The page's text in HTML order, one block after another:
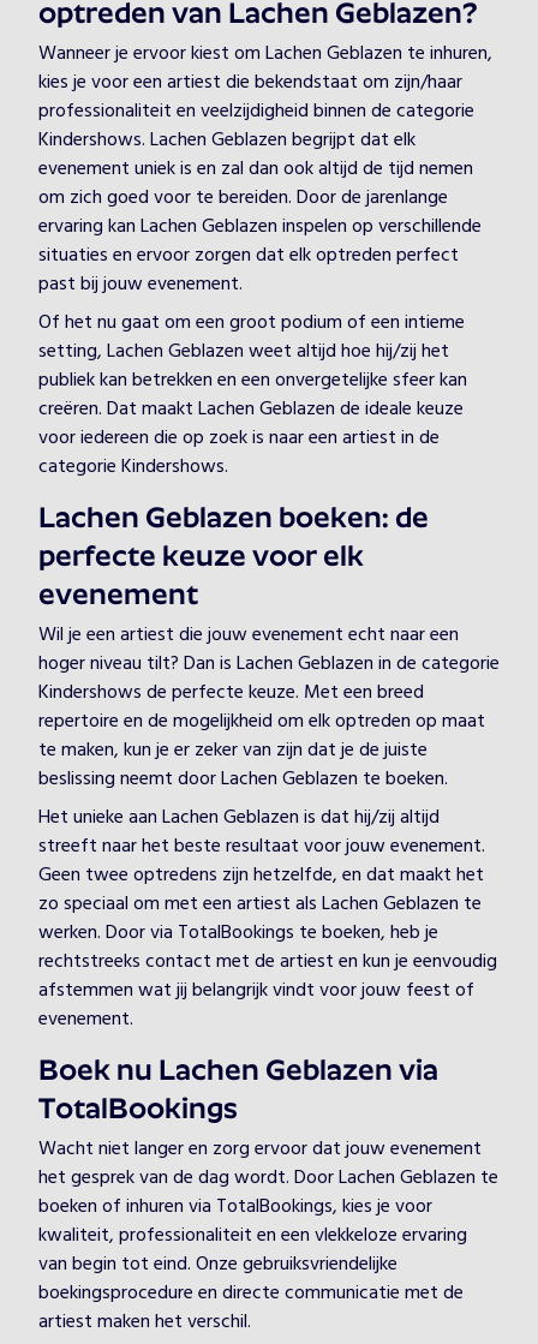
optreden van Lachen Geblazen?
Wanneer je ervoor kiest om Lachen Geblazen te inhuren,
kies je voor een artiest die bekendstaat om zijn/haar
professionaliteit en veelzijdigheid binnen de categorie
Kindershows. Lachen Geblazen begrijpt dat elk
evenement uniek is en zal dan ook altijd de tijd nemen
om zich goed voor te bereiden. Door de jarenlange
ervaring kan Lachen Geblazen inspelen op verschillende
situaties en ervoor zorgen dat elk optreden perfect
past bij jouw evenement.
Of het nu gaat om een groot podium of een intieme
setting, Lachen Geblazen weet altijd hoe hij/zij het
publiek kan betrekken en een onvergetelijke sfeer kan
creëren. Dat maakt Lachen Geblazen de ideale keuze
voor iedereen die op zoek is naar een artiest in de
categorie Kindershows.
Lachen Geblazen boeken: de
perfecte keuze voor elk
evenement
Wil je een artiest die jouw evenement echt naar een
hoger niveau tilt? Dan is Lachen Geblazen in de categorie
Kindershows de perfecte keuze. Met een breed
repertoire en de mogelijkheid om elk optreden op maat
te maken, kun je er zeker van zijn dat je de juiste
beslissing neemt door Lachen Geblazen te boeken.
Het unieke aan Lachen Geblazen is dat hij/zij altijd
streeft naar het beste resultaat voor jouw evenement.
Geen twee optredens zijn hetzelfde, en dat maakt het
zo speciaal om met een artiest als Lachen Geblazen te
werken. Door via TotalBookings te boeken, heb je
rechtstreeks contact met de artiest en kun je eenvoudig
afstemmen wat jij belangrijk vindt voor jouw feest of
evenement.
Boek nu Lachen Geblazen via
TotalBookings
Wacht niet langer en zorg ervoor dat jouw evenement
het gesprek van de dag wordt. Door Lachen Geblazen te
boeken of inhuren via TotalBookings, kies je voor
kwaliteit, professionaliteit en een vlekkeloze ervaring
van begin tot eind. Onze gebruiksvriendelijke
boekingsprocedure en directe communicatie met de
artiest maken het verschil.